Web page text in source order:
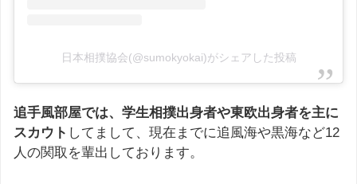
日本相撲協会(@sumokyokai)がシェアした投稿
追手風部屋では、学生相撲出身者や東欧出身者を主に
スカウト してまして、現在までに追風海や黒海など12
人の関取を輩出しております。